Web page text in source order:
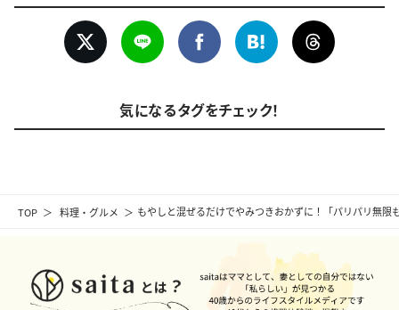
TOP 料理・グルメ もやしと混ぜるだけでやみつきおかずに！「パリパリ無
気になるタグをチェック！